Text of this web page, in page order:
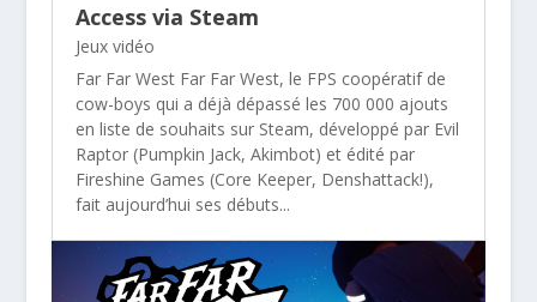
Access via Steam
Jeux vidéo
Far Far West Far Far West, le FPS coopératif de
cow-boys qui a déjà dépassé les 700 000 ajouts
en liste de souhaits sur Steam, développé par Evil
Raptor (Pumpkin Jack, Akimbot) et édité par
Fireshine Games (Core Keeper, Denshattack!),
fait aujourd’hui ses débuts...